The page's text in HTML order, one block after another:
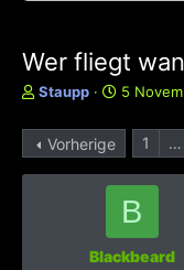
Wer fliegt
E
s
t
Staupp
E
s
l
a
5
Vorherige 1 …
B
Blackbeard